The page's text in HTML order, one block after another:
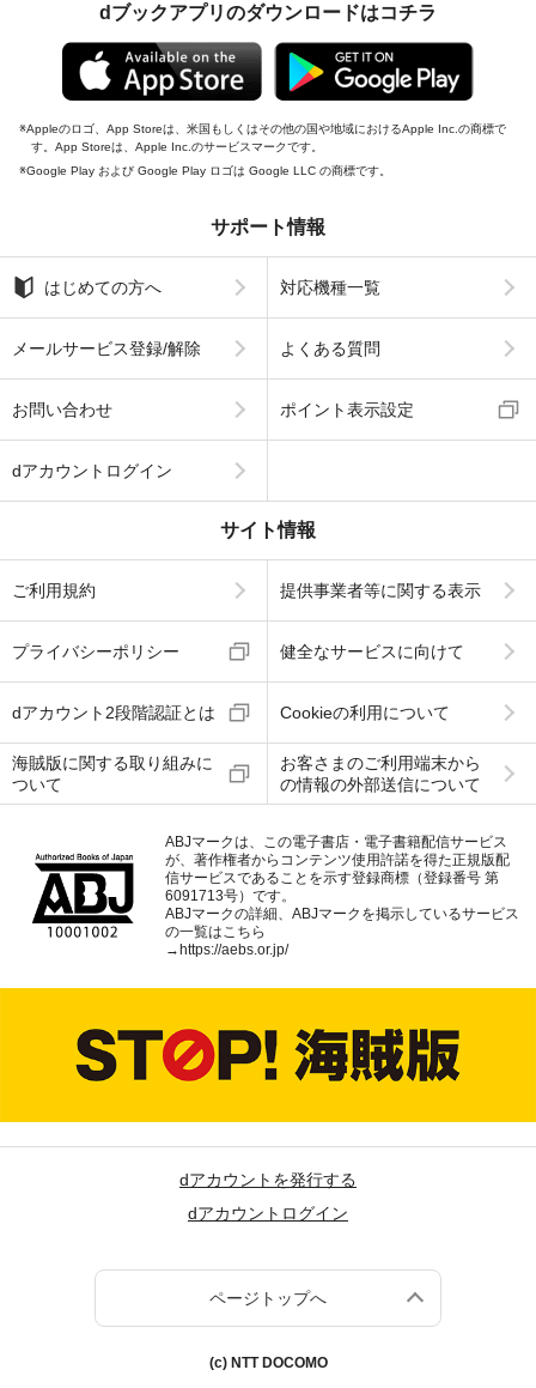
dブックアプリのダウンロードはコチラ
Appleのロゴ、App Storeは、米国もしくはその他の国や地域におけるApple Inc.の商標で
す。App Storeは、Apple Inc.のサービスマークです。
Google Play および Google Play ロゴは Google LLC の商標です。
サポート情報
はじめての方へ 対応機種一覧
メールサービス登録/解除 よくある質問
お問い合わせ ポイント表示設定
dアカウントログイン
サイト情報
ご利用規約 提供事業者等に関する表示
プライバシーポリシー 健全なサービスに向けて
dアカウント2段階認証とは Cookieの利用について
海賊版に関する取り組みに
ついて
お客さまのご利用端末から
の情報の外部送信について
ABJマークは、この電子書店・電子書籍配信サービス
が、著作権者からコンテンツ使用許諾を得た正規版配
信サービスであることを示す登録商標（登録番号 第
6091713号）です。
ABJマークの詳細、ABJマークを掲示しているサービス
の一覧はこちら
→https://aebs.or.jp/
dアカウントを発行する
dアカウントログイン
ページトップへ
(c) NTT DOCOMO